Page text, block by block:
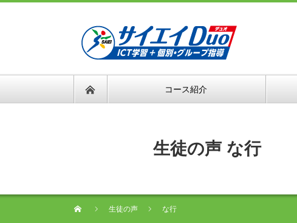
コース紹介
生徒の声 な行
生徒の声 な行